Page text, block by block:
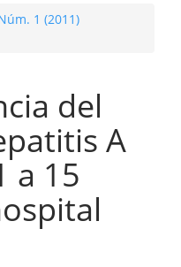
1 (2011)
del
A
a 15